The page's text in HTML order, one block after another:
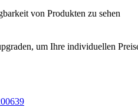
von Produkten zu sehen
um Ihre individuellen